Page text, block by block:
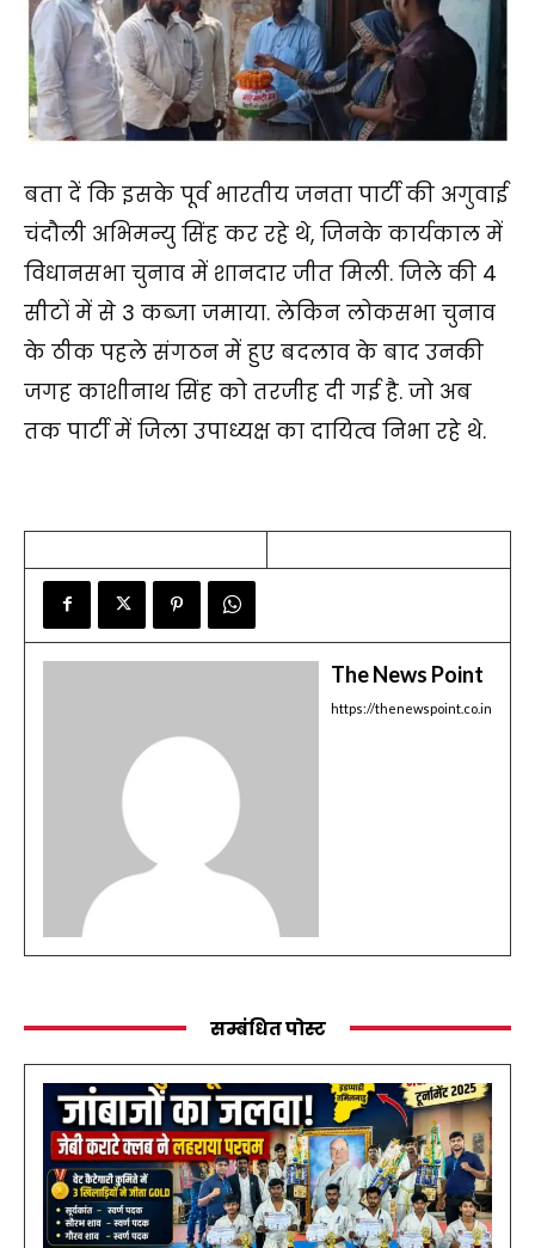
बता दें कि इसके पूर्व भारतीय जनता पार्टी की अगुवाई
चंदौली अभिमन्यु सिंह कर रहे थे, जिनके कार्यकाल में
विधानसभा चुनाव में शानदार जीत मिली. जिले की 4
सीटों में से 3 कब्जा जमाया. लेकिन लोकसभा चुनाव
के ठीक पहले संगठन में हुए बदलाव के बाद उनकी
जगह काशीनाथ सिंह को तरजीह दी गई है. जो अब
तक पार्टी में जिला उपाध्यक्ष का दायित्व निभा रहे थे.
The News Point
https://thenewspoint.co.in
सम्बंधित पोस्ट